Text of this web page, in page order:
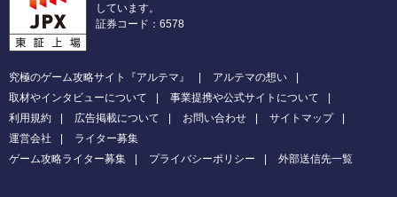
しています。
証券コード：6578
究極のゲーム攻略サイト『アルテマ』
アルテマの想い
取材やインタビューについて
事業提携や公式サイトについて
利用規約
広告掲載について お問い合わせ
サイトマップ
運営会社
ライター募集
ゲーム攻略ライター募集
プライバシーポリシー 外部送信先一覧